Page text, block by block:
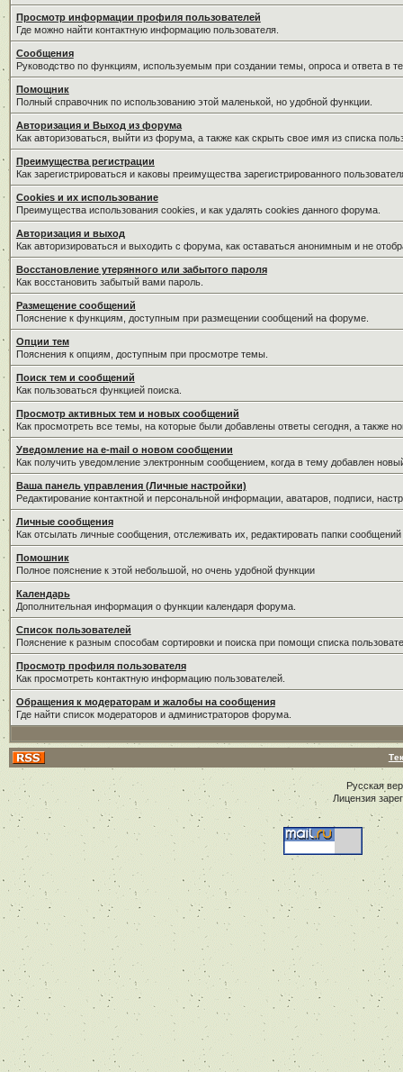
Просмотр информации профиля пользователей
Где можно найти контактную информацию пользователя.
Сообщения
Руководство по функциям, используемым при создании темы, опроса и ответа в
Помощник
Полный справочник по использованию этой маленькой, но удобной функции.
Авторизация и Выход из форума
Как авторизоваться, выйти из форума, а также как скрыть свое имя из списка
Преимущества регистрации
Как зарегистрироваться и каковы преимущества зарегистрированного
Cookies и их использование
Преимущества использования cookies, и как удалять cookies данного форума.
Авторизация и выход
Как авторизироваться и выходить с форума, как оставаться анонимным и не
Восстановление утерянного или забытого пароля
Как восстановить забытый вами пароль.
Размещение сообщений
Пояснение к функциям, доступным при размещении сообщений на форуме.
Опции тем
Пояснения к опциям, доступным при просмотре темы.
Поиск тем и сообщений
Как пользоваться функцией поиска.
Просмотр активных тем и новых сообщений
Как просмотреть все темы, на которые были добавлены ответы сегодня, а также
Уведомление на е-mail о новом сообщении
Как получить уведомление электронным сообщением, когда в тему добавлен
Ваша панель управления (Личные настройки)
Редактирование контактной и персональной информации, аватаров, подписи,
Личные сообщения
Как отсылать личные сообщения, отслеживать их, редактировать папки
Помошник
Полное пояснение к этой небольшой, но очень удобной функции
Календарь
Дополнительная информация о функции календаря форума.
Список пользователей
Пояснение к разным способам сортировки и поиска при помощи списка
Просмотр профиля пользователя
Как просмотреть контактную информацию пользователей.
Обращения к модераторам и жалобы на сообщения
Где найти список модераторов и администраторов форума.
Русская
Лицензия